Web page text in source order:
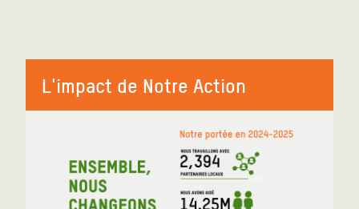
L'impact de Notre Action